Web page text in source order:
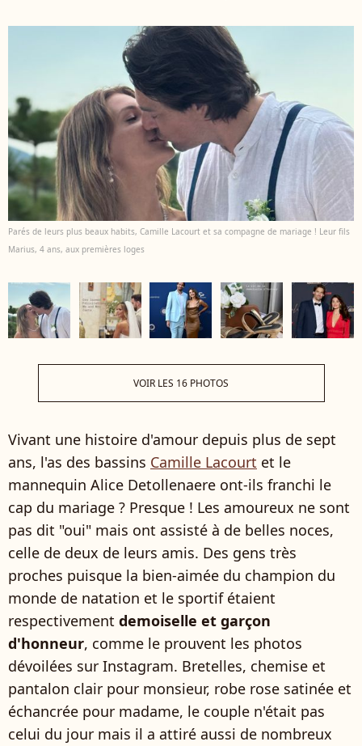
Parés de leurs plus beaux habits, Camille Lacourt et sa compagne de mariage ! Leur fils
Marius, 4 ans, aux premières loges
VOIR LES 16 PHOTOS
Vivant une histoire d'amour depuis plus de sept
ans, l'as des bassins Camille Lacourt et le
mannequin Alice Detollenaere ont-ils franchi le
cap du mariage ? Presque ! Les amoureux ne sont
pas dit "oui" mais ont assisté à de belles noces,
celle de deux de leurs amis. Des gens très
proches puisque la bien-aimée du champion du
monde de natation et le sportif étaient
respectivement demoiselle et garçon
d'honneur, comme le prouvent les photos
dévoilées sur Instagram. Bretelles, chemise et
pantalon clair pour monsieur, robe rose satinée et
échancrée pour madame, le couple n'était pas
celui du jour mais il a attiré aussi de nombreux